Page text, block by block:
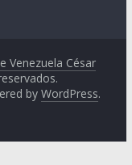
Venezuela César
byWordPress.